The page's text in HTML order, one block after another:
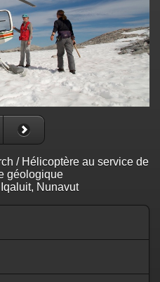
/ Hélicoptère au service de
géologique
Nunavut